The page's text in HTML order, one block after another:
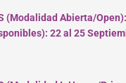
(Modalidad Abierta/Open):
): 22 al 25